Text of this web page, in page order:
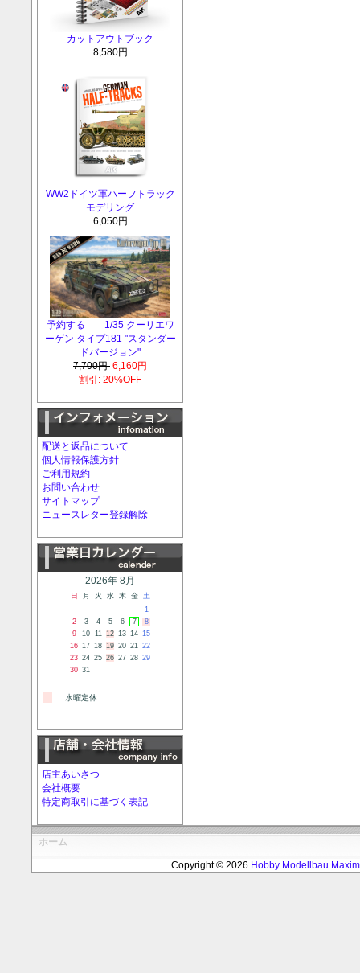
カットアウトブック
8,580円
WW2ドイツ軍ハーフトラック
モデリング
6,050円
予約する 1/35 クーリエワ
ーゲン タイプ181 "スタンダー
ドバージョン"
7,700円 6,160円
割引: 20%OFF
配送と返品について
個人情報保護方針
ご利用規約
お問い合わせ
サイトマップ
ニュースレター登録解除
2026年 8月
日 月 火 水 木 金
土
1
2
3 4 5 6 7
8
9
10 11 12 13 14 15
16 17 18 19 20 21 22
23 24 25 26 27 28 29
30 31
… 水曜定休
店主あいさつ
会社概要
特定商取引に基づく表記
ホーム
Copyright © 2026 Hobby Modellbau